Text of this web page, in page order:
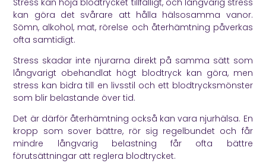
kan göra det svårare att hålla hälsosamma vanor.
Sömn, alkohol, mat, rörelse och återhämtning påverkas
ofta samtidigt.
Stress skadar inte njurarna direkt på samma sätt som
långvarigt obehandlat högt blodtryck kan göra, men
stress kan bidra till en livsstil och ett blodtrycksmönster
som blir belastande över tid.
Det är därför återhämtning också kan vara njurhälsa. En
kropp som sover bättre, rör sig regelbundet och får
mindre långvarig belastning får ofta bättre
förutsättningar att reglera blodtrycket.